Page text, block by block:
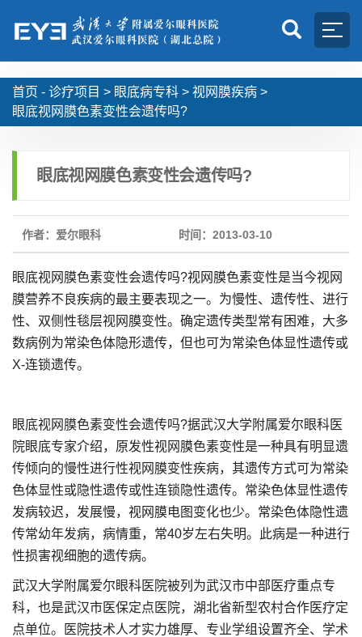
首页 - 诊疗项目 > 眼底病专科 > 视网膜疾病 >
眼底视网膜色素变性会遗传吗?
眼底视网膜色素变性会遗传吗?
作者：爱尔眼科 时间：2013-03-10
眼底视网膜色素变性会遗传吗?视网膜色素变性是当今视网
膜营养不良疾病的最主要表现之一。为慢性、遗传性、进行
性、双侧性毯层视网膜变性。确定遗传类型常有困难，大多
数病例为常染色体隐形遗传，但也可为常染色体显性遗传或
X-连锁遗传。
眼底视网膜色素变性会遗传吗?据武汉大学附属爱尔眼科医
院眼底专家介绍，原发性视网膜色素变性是一种具有明显遗
传倾向的慢性进行性视网膜变性疾病，其遗传方式可为常染
色体显性或隐性遗传或性连锁隐性遗传。常染色体显性遗传
发病较迟，发展慢，视网膜电图变化也少。常染色体隐性遗
传常幼年发病，病情重，常40岁左右失明。此病是一种进行
性损害视细胞的遗传病。
武汉大学附属爱尔眼科医院被列为武汉市中部医疗重点专
科，也是武汉市医保定点医院，湖北省新型农村合作医疗定
点单位。医院技术人才实力雄厚、专业学组设置齐全、学术